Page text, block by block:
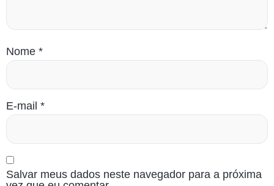
Nome *
E-mail *
Salvar meus dados neste navegador para a próxima